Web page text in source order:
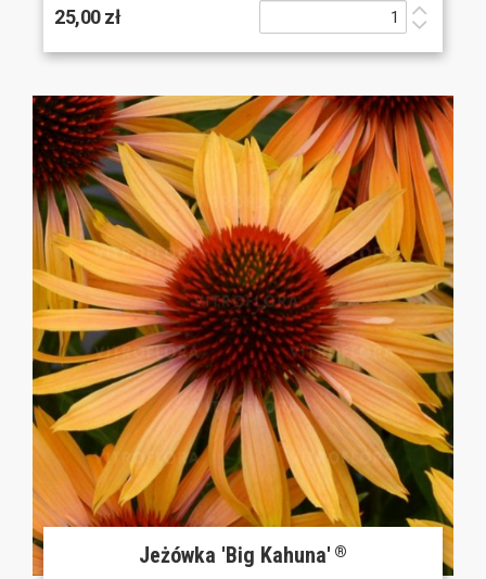
25,00 zł
Jeżówka 'Big Kahuna' ®